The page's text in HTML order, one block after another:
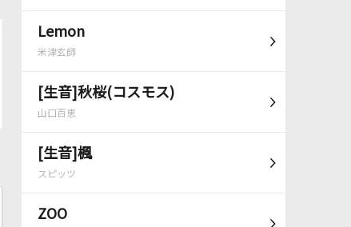
Lemon
米津玄師
[生音]秋桜(コスモス)
山口百恵
[生音]楓
スピッツ
ZOO